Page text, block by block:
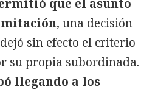
que el asunto
, una decisión
sin efecto el criterio
su propia subordinada.
llegando a los